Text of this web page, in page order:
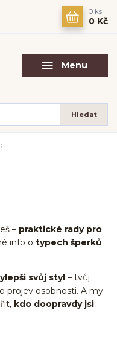
Menu
Hledat
0 ks
0 Kč
– praktické rady pro
info o typech šperků
svůj styl – tvůj
projev osobnosti. A my
kdo doopravdy jsi.